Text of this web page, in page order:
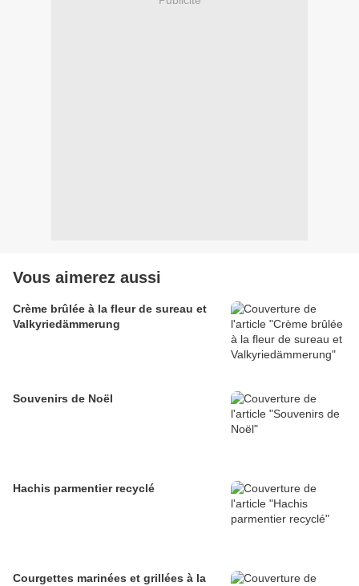
Vous aimerez aussi
Crème brûlée à la fleur de sureau et
Valkyriedämmerung
Souvenirs de Noël
Hachis parmentier recyclé
Courgettes marinées et grillées à la